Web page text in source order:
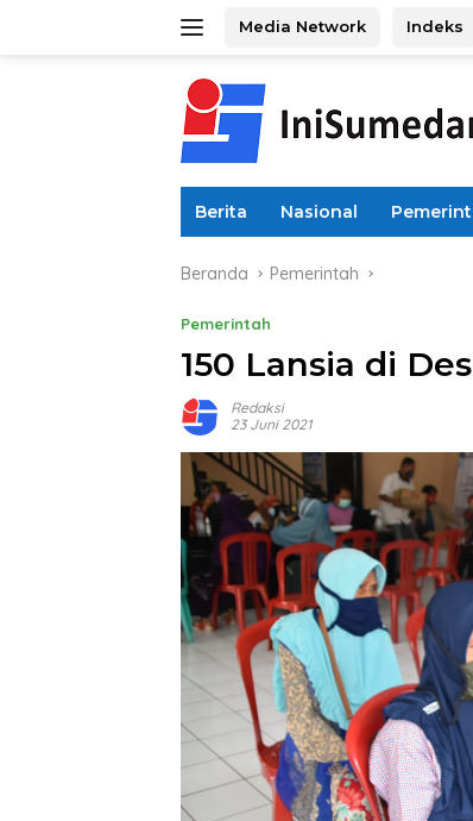
Media Network Indeks
Berita Nasional
Beranda Pemerintah
Pemerintah
150 Lansia di
Redaksi
23 Juni 2021